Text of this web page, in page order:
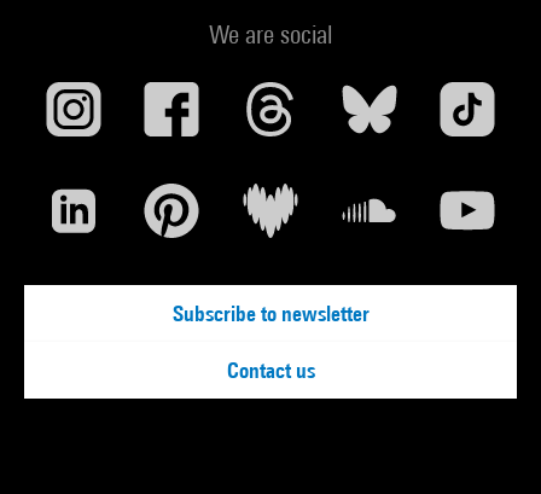
We are social
Subscribe to newsletter
Contact us